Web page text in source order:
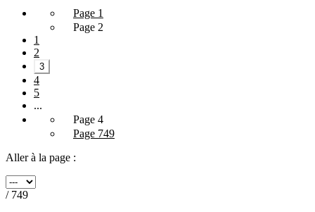
Page 1
Page 2
1
2
3
4
5
...
Page 4
Page 749
Aller à la page :
/ 749